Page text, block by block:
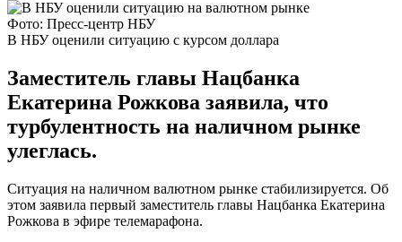
Фото: Пресс-центр НБУ
В НБУ оценили ситуацию с курсом доллара
Заместитель главы Нацбанка
Екатерина Рожкова заявила, что
турбулентность на наличном рынке
улеглась.
Ситуация на наличном валютном рынке стабилизируется. Об
этом заявила первый заместитель главы Нацбанка Екатерина
Рожкова в эфире телемарафона.